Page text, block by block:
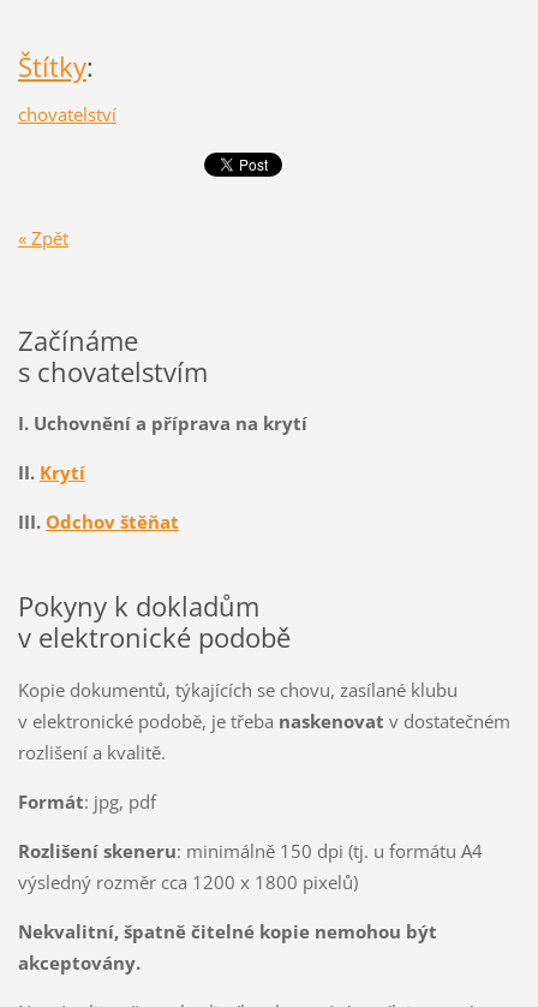
Štítky:
chovatelství
« Zpět
Začínáme
s chovatelstvím
I. Uchovnění a příprava na krytí
II. Krytí
III. Odchov štěňat
Pokyny k dokladům
v elektronické podobě
Kopie dokumentů, týkajících se chovu, zasílané klubu
v elektronické podobě, je třeba naskenovat v dostatečném
rozlišení a kvalitě.
Formát: jpg, pdf
Rozlišení skeneru: minimálně 150 dpi (tj. u formátu A4
výsledný rozměr cca 1200 x 1800 pixelů)
Nekvalitní, špatně čitelné kopie nemohou být
akceptovány.